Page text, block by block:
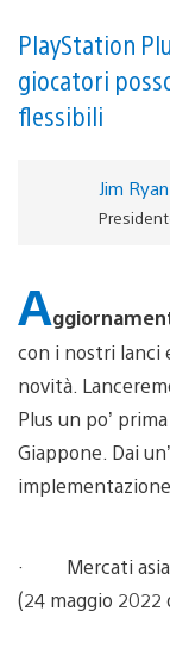
PlayStation
giocatori
flessibili
Jim Ryan
A
con i nostri lanci
novità.
Plus un po’
Giappone. Dai
· Mercati
(24 maggio 2022